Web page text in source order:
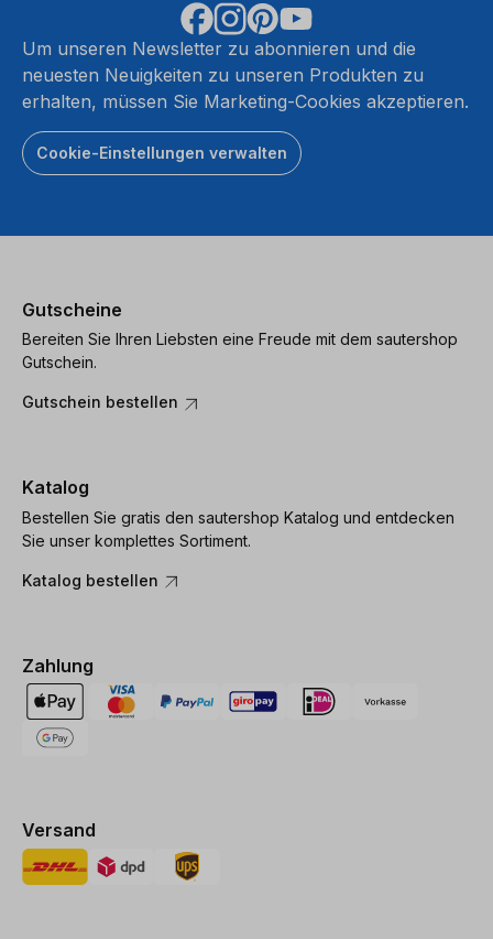
Um unseren Newsletter zu abonnieren und die
neuesten Neuigkeiten zu unseren Produkten zu
erhalten, müssen Sie Marketing-Cookies akzeptieren.
Cookie-Einstellungen verwalten
Gutscheine
Bereiten Sie Ihren Liebsten eine Freude mit dem sautershop
Gutschein.
Gutschein bestellen
Katalog
Bestellen Sie gratis den sautershop Katalog und entdecken
Sie unser komplettes Sortiment.
Katalog bestellen
Zahlung
Versand